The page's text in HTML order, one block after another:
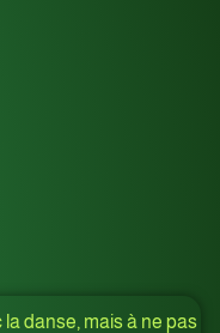
la danse, mais à ne pas